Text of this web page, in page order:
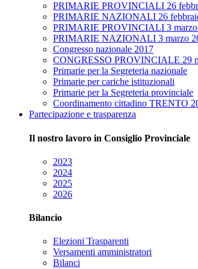
PRIMARIE PROVINCIALI 26
PRIMARIE NAZIONALI 26
PRIMARIE PROVINCIALI 3 marzo
PRIMARIE NAZIONALI 3 marzo
Congresso nazionale 2017
CONGRESSO PROVINCIALE 29
Primarie per la Segreteria nazionale
Primarie per cariche istituzionali
Primarie per la Segreteria provinciale
Coordinamento cittadino TRENTO
Partecipazione e trasparenza
Il nostro lavoro in Consiglio Provinciale
2023
2024
2025
2026
Bilancio
Elezioni Trasparenti
Versamenti amministratori
Bilanci